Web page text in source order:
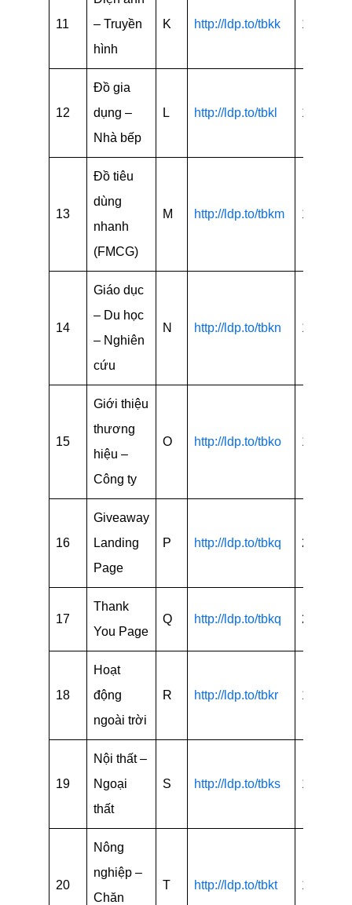
11
– Truyền
hình
K http://ldp.to/tbkk 15
12
Đồ gia
dụng –
Nhà bếp
L http://ldp.to/tbkl 15
13
Đồ tiêu
dùng
nhanh
(FMCG)
M http://ldp.to/tbkm 15
14
Giáo dục
– Du học
– Nghiên
cứu
N http://ldp.to/tbkn 18
15
Giới thiệu
thương
hiệu –
Công ty
O http://ldp.to/tbko 15
16
Giveaway
Landing
Page
P http://ldp.to/tbkq 24
17
Thank
You Page
Q http://ldp.to/tbkq 24
18
Hoạt
động
ngoài trời
R http://ldp.to/tbkr 15
19
Nội thất –
Ngoại
thất
S http://ldp.to/tbks 15
20
Nông
nghiệp –
Chăn
T http://ldp.to/tbkt 14